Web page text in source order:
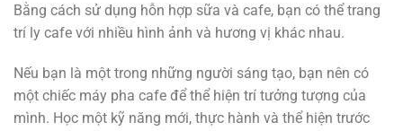
Bằng cách sử dụng hỗn hợp sữa và cafe, bạn có thể trang
trí ly cafe với nhiều hình ảnh và hương vị khác nhau.
Nếu bạn là một trong những người sáng tạo, bạn nên có
một chiếc máy pha cafe để thể hiện trí tưởng tượng của
mình. Học một kỹ năng mới, thực hành và thể hiện trước